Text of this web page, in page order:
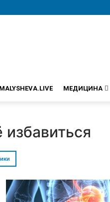
MALYSHEVA.LIVE МЕДИЦИНА